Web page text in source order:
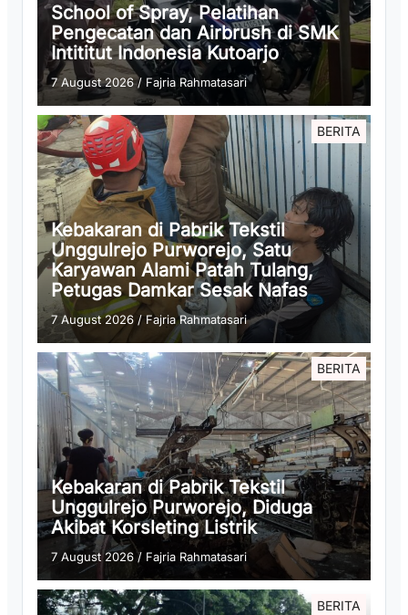
School of Spray, Pelatihan
Pengecatan dan Airbrush di SMK
Intititut Indonesia Kutoarjo
7 August 2026/ Fajria Rahmatasari
BERITA
Kebakaran di Pabrik Tekstil
Unggulrejo Purworejo, Satu
Karyawan Alami Patah Tulang,
Petugas Damkar Sesak Nafas
7 August 2026 /Fajria Rahmatasari
BERITA
Kebakaran di Pabrik Tekstil
Unggulrejo Purworejo, Diduga
Akibat Korsleting Listrik
7 August 2026/ Fajria Rahmatasari
BERITA